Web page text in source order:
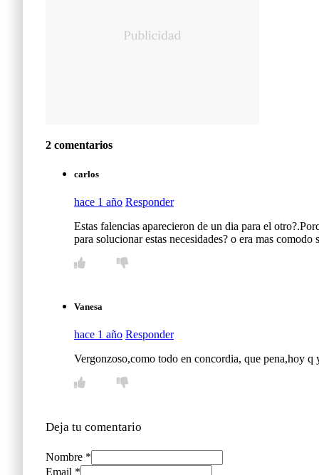
2 comentarios
carlos
hace 1 año Responder
Estas falencias aparecieron de un dia para el
para solucionar estas necesidades? o era mas
Vanesa
hace 1 año Responder
Vergonzoso,como todo en concordia, que pena,hoy
Deja tu comentario
Nombre *
Email *